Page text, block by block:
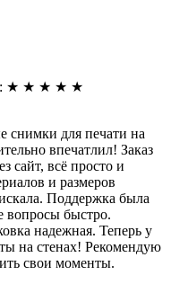
: ★ ★ ★ ★ ★
для печати на
впечатлил! Заказ
сайт, всё просто и
и размеров
Поддержка была
вопросы быстро.
надежная. Теперь у
на стенах! Рекомендую
свои моменты.